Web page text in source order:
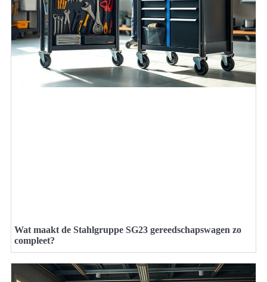
Wat maakt de Stahlgruppe SG23 gereedschapswagen zo
compleet?